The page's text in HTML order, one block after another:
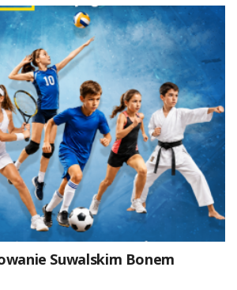
Suwalskim Bonem